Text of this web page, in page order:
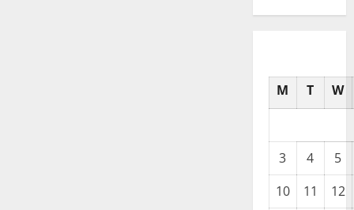
M T W
3 4
5
10
11
12